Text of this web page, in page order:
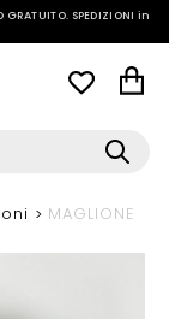
GRATUITO. SPEDIZIONI in
MAGLIONE